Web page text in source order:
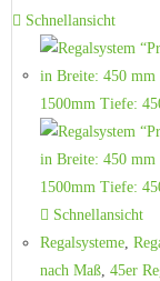
Schnellansicht
Schnellansicht
Regalsysteme,
nach Maß, 45er